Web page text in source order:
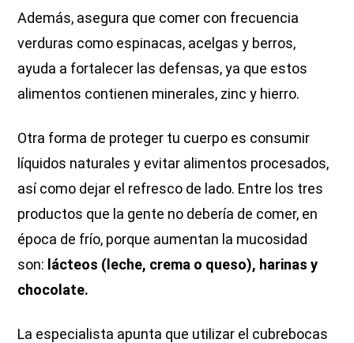
Además, asegura que comer con frecuencia
verduras como espinacas, acelgas y berros,
ayuda a fortalecer las defensas, ya que estos
alimentos contienen minerales, zinc y hierro.
Otra forma de proteger tu cuerpo es consumir
líquidos naturales y evitar alimentos procesados,
así como dejar el refresco de lado. Entre los tres
productos que la gente no debería de comer, en
época de frío, porque aumentan la mucosidad
son: lácteos (leche, crema o queso), harinas y
chocolate.
La especialista apunta que utilizar el cubrebocas